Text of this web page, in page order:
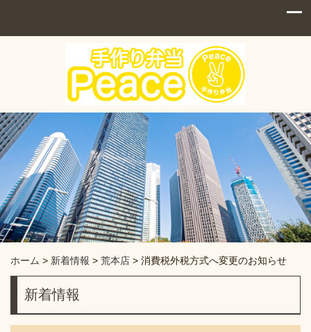
ホーム > 新着情報 > 荒本店 > 消費税外税方式へ変更のお知らせ
新着情報